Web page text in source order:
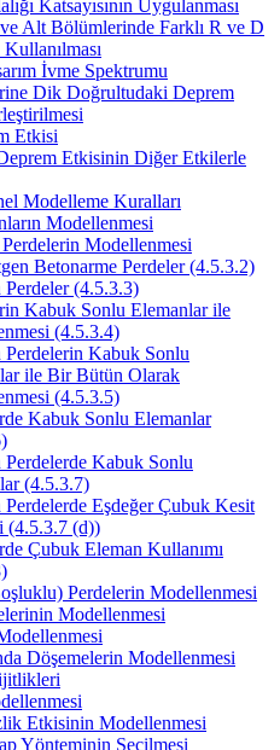
Katsayısının Uygulanması
Alt Bölümlerinde Farklı R ve D
Kullanılması
İvme Spektrumu
Dik Doğrultudaki Deprem
Etkisi
Etkisinin Diğer Etkilerle
Modelleme Kuralları
Modellenmesi
Modellenmesi
Betonarme Perdeler (4.5.3.2)
(4.5.3.3)
Kabuk Sonlu Elemanlar ile
(4.5.3.4)
Perdelerin Kabuk Sonlu
ile Bir Bütün Olarak
(4.5.3.5)
Kabuk Sonlu Elemanlar
Perdelerde Kabuk Sonlu
(4.5.3.7)
Eşdeğer Çubuk Kesit
(4.5.3.7 (d))
Çubuk Eleman Kullanımı
Perdelerin Modellenmesi
Modellenmesi
Döşemelerin Modellenmesi
Etkisinin Modellenmesi
Yönteminin Seçilmesi